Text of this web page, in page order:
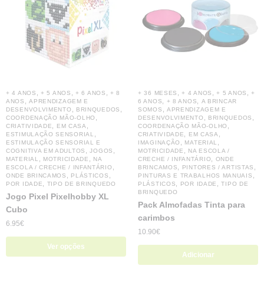
+ 4 ANOS ,+ 5 ANOS ,+ 6 ANOS ,+ 8
ANOS
,APRENDIZAGEM E
DESENVOLVIMENTO
BRINQUEDOS
COORDENAÇÃO MÃO-OLHO
CRIATIVIDADE EM CASA
ESTIMULAÇÃO SENSORIAL
ESTIMULAÇÃO SENSORIAL E
COGNITIVA EM ADULTOS
,JOGOS
MATERIAL MOTRICIDADE
NA
ESCOLA / CRECHE / INFANTÁRIO
ONDE BRINCAMOS PLÁSTICOS
POR IDADE TIPO DE BRINQUEDO
Jogo Pixel Pixelhobby XL
Cubo
6.95€
Ver opções
+ 36 MESES ,+ 4 ANOS ,+ 5 ANOS ,+
6 ANOS
+ 8 ANOS
A BRINCAR
SOMOS
APRENDIZAGEM E
DESENVOLVIMENTO
BRINQUEDOS
COORDENAÇÃO MÃO-OLHO
CRIATIVIDADE EM CASA
IMAGINAÇÃO MATERIAL
MOTRICIDADE
NA ESCOLA /
CRECHE / INFANTÁRIO
ONDE
BRINCAMOS
PINTORES / ARTISTAS
PINTURAS E TRABALHOS MANUAIS
PLÁSTICOS POR IDADE ,TIPO DE
BRINQUEDO
Pack Almofadas Tinta para
carimbos
10.90€
Adicionar